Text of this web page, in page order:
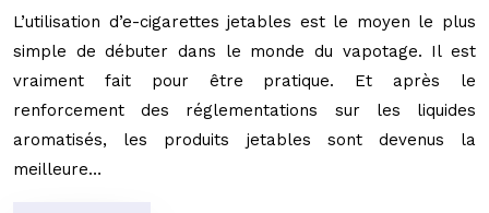
L’utilisation d’e-cigarettes jetables est le moyen le plus
simple de débuter dans le monde du vapotage. Il est
vraiment fait pour être pratique. Et après le
renforcement des réglementations sur les liquides
aromatisés, les produits jetables sont devenus la
meilleure…